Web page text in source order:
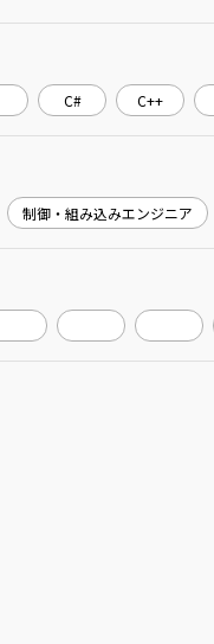
C# C++
制御・組み込みエンジニア